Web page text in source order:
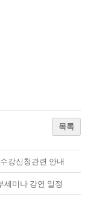
목록
강신청관련 안내
세미나 강연 일정